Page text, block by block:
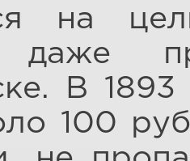
на
даже
В
100